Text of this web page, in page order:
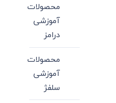
محصولات
آموزشی
درامز
محصولات
آموزشی
سلفژ